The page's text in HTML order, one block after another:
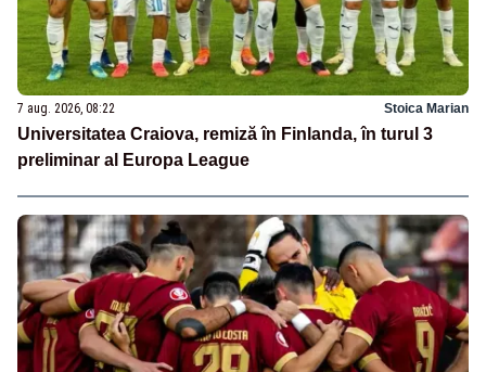
7 aug. 2026, 08:22 Stoica Marian
Universitatea Craiova, remiză în Finlanda, în turul 3
preliminar al Europa League